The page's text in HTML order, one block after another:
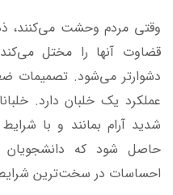
وقتی مردم وحشت می‌کنند،
قضاوت آنها را مختل
دشوارتر می‌شود. تصمیمات
عملکرد یک خلبان دارد.
شدید آرام بمانند و با
حاصل شود که دانشجویان
احساسات در سخت‌ترین